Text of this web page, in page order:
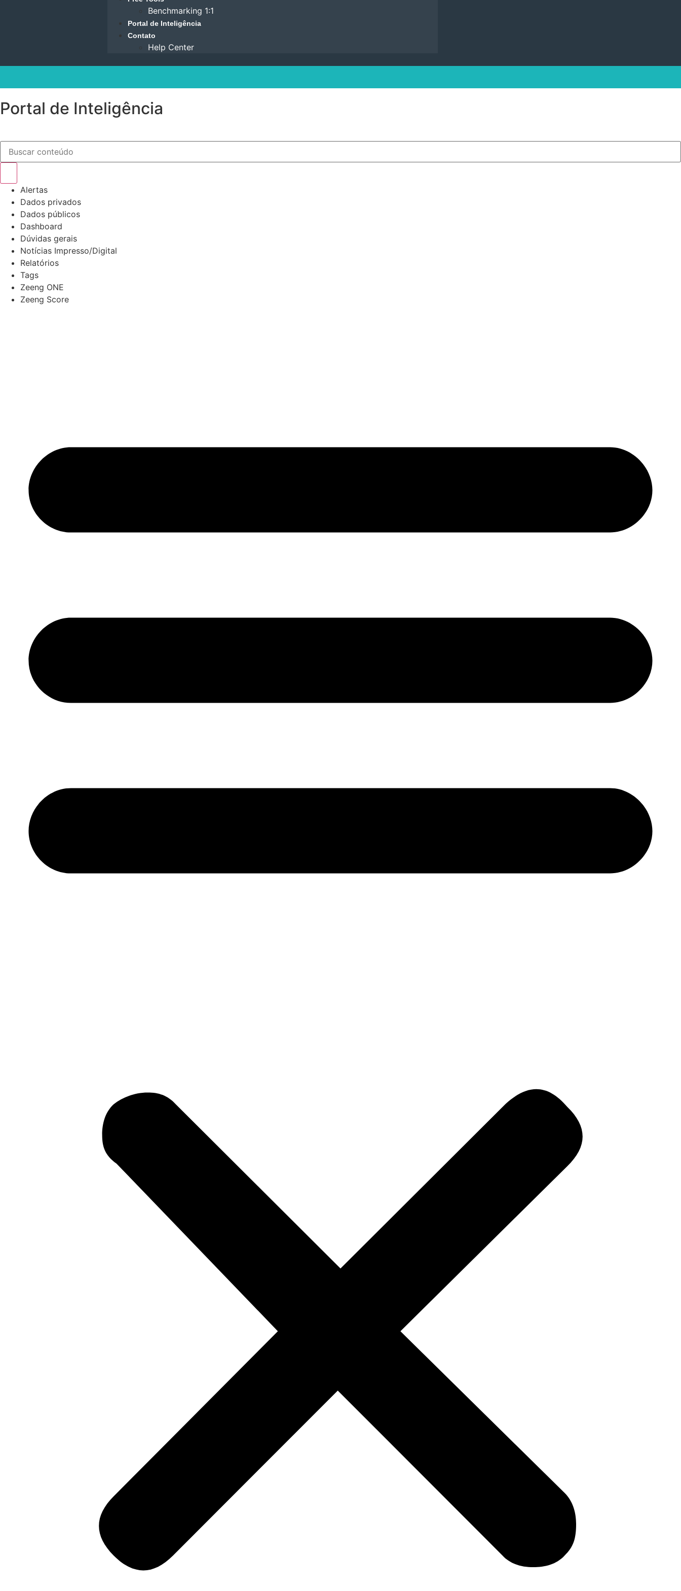
Benchmarking 1:1
Portal de Inteligência
Contato
Help Center
Portal de Inteligência
Alertas
Dados privados
Dados públicos
Dashboard
Dúvidas gerais
Notícias Impresso/Digital
Relatórios
Tags
Zeeng ONE
Zeeng Score